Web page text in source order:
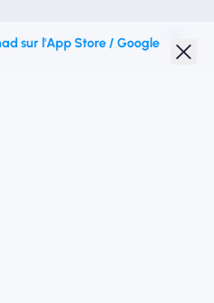
sur l'App Store / Google